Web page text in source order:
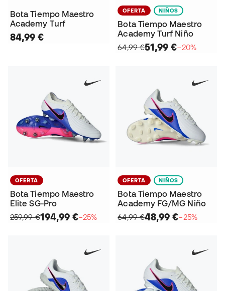
Bota Tiempo Maestro
Academy Turf
84,99 €
OFERTA NIÑOS
Bota Tiempo Maestro
Academy Turf Niño
64,99 €51,99 €−20%
OFERTA
Bota Tiempo Maestro
Elite SG-Pro
259,99 €194,99 €−25%
OFERTA NIÑOS
Bota Tiempo Maestro
Academy FG/MG Niño
64,99 €48,99 €−25%